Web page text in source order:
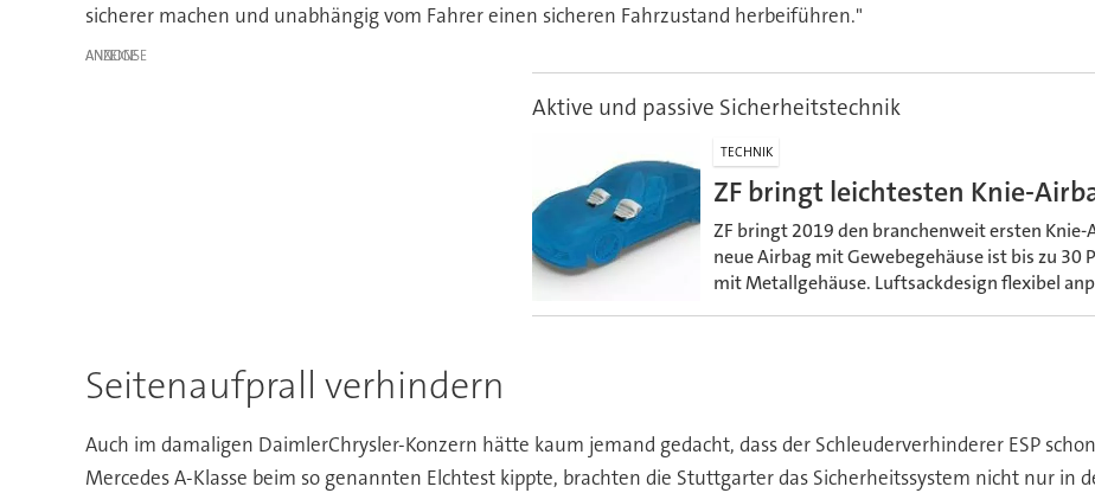
sicherer machen und unabhängig vom Fahrer einen sicheren Fahrzustand herbeiführen."
ANZEIGE
Aktive und passive Sicherheitstechnik
TECHNIK
ZF bringt leichtesten Knie-
ZF bringt 2019 den branchenweit ersten
neue Airbag mit Gewebegehäuse ist bis zu
mit Metallgehäuse. Luftsackdesign flexibel
Seitenaufprall verhindern
Auch im damaligen DaimlerChrysler-Konzern hätte kaum jemand gedacht, dass der Schleuderverhinderer ESP
Mercedes A-Klasse beim so genannten Elchtest kippte, brachten die Stuttgarter das Sicherheitssystem nicht nur in